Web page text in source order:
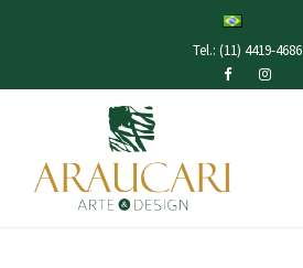
Tel.: (11) 4419-4686